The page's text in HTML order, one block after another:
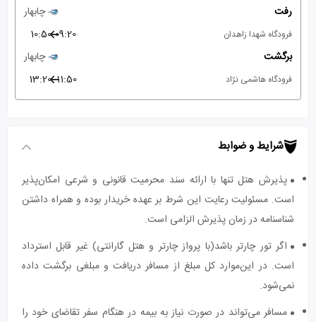
رفت
چابهار
فرودگاه شهدا زاهدان 09:20
10:50
برگشت
چابهار
فرودگاه هاشمی نژاد 11:50
13:20
شرایط و ضوابط
پذیرش هتل تنها با ارائه سند محرمیت قانونی و شرعی امکان‌پذیر
است. مسئولیت رعایت این شرط بر عهده خریدار بوده و همراه داشتن
شناسنامه در زمان پذیرش الزامی است.
اگر تور چارتر باشد(با پرواز چارتر و هتل گارانتی) غیر قابل استرداد
است. در این‌موارد کل مبلغ از مسافر دریافت و مبلغی برگشت داده
نمی‌شود.
مسافر می‌تواند در صورت نیاز به بیمه در هنگام سفر تقاضای خود را